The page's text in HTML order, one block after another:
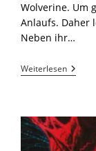
Wolverine. Um
Anlaufs. Daher
Neben ihr…
Weiterlesen